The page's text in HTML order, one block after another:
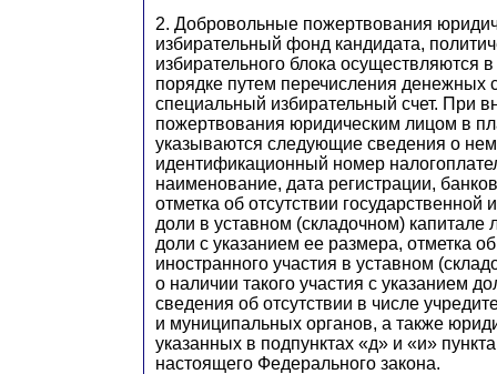
2. Добровольные пожертвования
избирательный фонд кандидата,
избирательного блока осуществляются
порядке путем перечисления денежных
специальный избирательный счет. При
пожертвования юридическим лицом в
указываются следующие сведения о
идентификационный номер
наименование, дата регистрации,
отметка об отсутствии
доли в уставном (складочном) капитале
доли с указанием ее размера, отметка об
иностранного участия в уставном
о наличии такого участия с указанием
сведения об отсутствии в числе
и муниципальных органов, а также
указанных в подпунктах «д» и «и»
настоящего Федерального закона.